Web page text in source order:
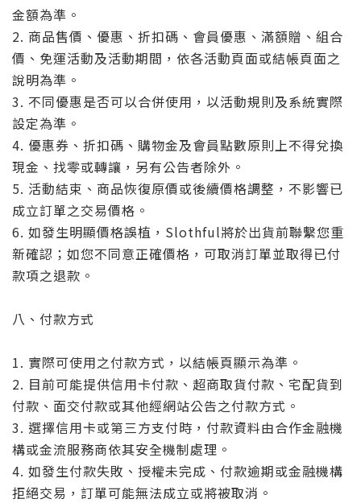
金額為準。
2. 商品售價、優惠、折扣碼、會員優惠、滿額贈、組合
價、免運活動及活動期間，依各活動頁面或結帳頁面之
說明為準。
3. 不同優惠是否可以合併使用，以活動規則及系統實際
設定為準。
4. 優惠券、折扣碼、購物金及會員點數原則上不得兌換
現金、找零或轉讓，另有公告者除外。
5. 活動結束、商品恢復原價或後續價格調整，不影響已
成立訂單之交易價格。
6. 如發生明顯價格誤植，Slothful將於出貨前聯繫您重
新確認；如您不同意正確價格，可取消訂單並取得已付
款項之退款。
八、付款方式
1. 實際可使用之付款方式，以結帳頁顯示為準。
2. 目前可能提供信用卡付款、超商取貨付款、宅配貨到
付款、面交付款或其他經網站公告之付款方式。
3. 選擇信用卡或第三方支付時，付款資料由合作金融機
構或金流服務商依其安全機制處理。
4. 如發生付款失敗、授權未完成、付款逾期或金融機構
拒絕交易，訂單可能無法成立或將被取消。